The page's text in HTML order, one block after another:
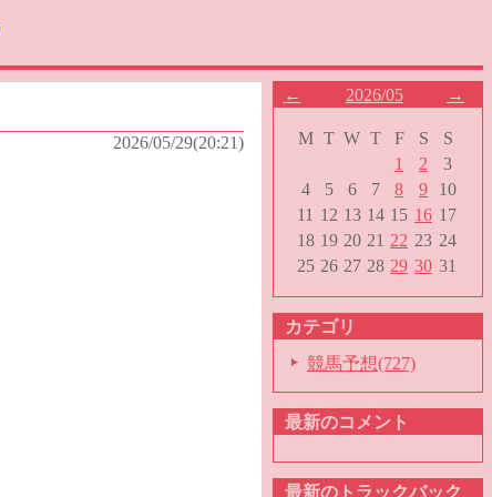
2026/05/29(20:21)
← 2026/05 →
M T W T F S
S
1
2
3
4
5 6 7 8 9
10
11 12 13 14 15 16 17
18 19 20 21 22 23 24
25 26 27 28 29 30 31
カテゴリ
競馬予想(727)
最新のコメント
最新のトラックバック